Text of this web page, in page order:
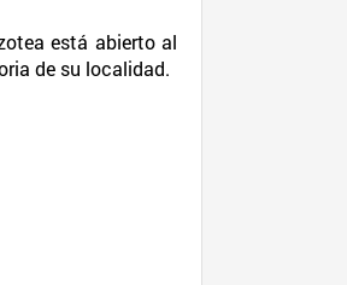
está abierto al
de su localidad.